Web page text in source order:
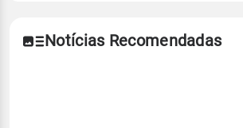
Notícias Recomendadas